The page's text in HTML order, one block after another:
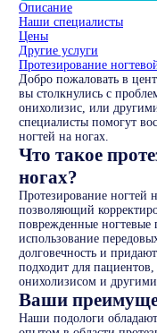
Описание
Наши специалисты
Цены
Другие услуги
Протезирование
Добро пожаловать в
вы столкнулись с
онихолизис, или
специалисты помогут
ногтей на ногах.
Что такое
ногах?
Протезирование ногтей
позволяющий
поврежденные ногтевые
использование
долговечность и
подходит для
онихолизисом и
Ваши
Наши подологи